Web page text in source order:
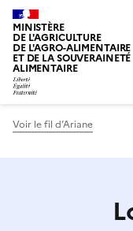
MINISTÈRE
DE L'AGRICULTURE
DE L'AGRO-ALIMENTAIRE
ET DE LA SOUVERAINETÉ
ALIMENTAIRE
Voir le fil d’Ariane